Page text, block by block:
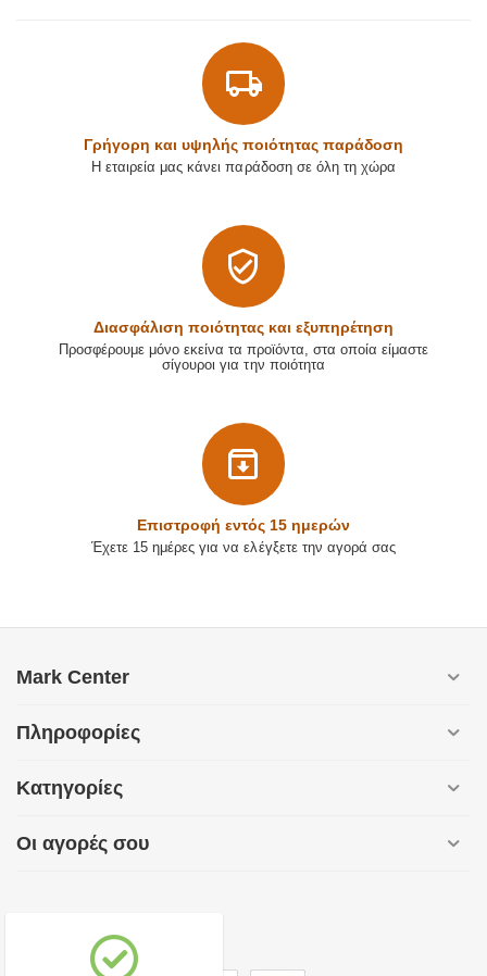
Γρήγορη και υψηλής ποιότητας παράδοση
Η εταιρεία μας κάνει παράδοση σε όλη τη χώρα
Διασφάλιση ποιότητας και εξυπηρέτηση
Προσφέρουμε μόνο εκείνα τα προϊόντα, στα οποία είμαστε
σίγουροι για την ποιότητα
Επιστρoφή εντός 15 ημερών
Έχετε 15 ημέρες για να ελέγξετε την αγορά σας
Mark Center
Πληροφορίες
Κατηγορίες
Οι αγορές σου